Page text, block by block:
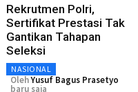
Rekrutmen Polri,
Sertifikat Prestasi Tak
Gantikan Tahapan
Seleksi
NASIONAL
OlehYusuf Bagus Prasetyo
baru saja